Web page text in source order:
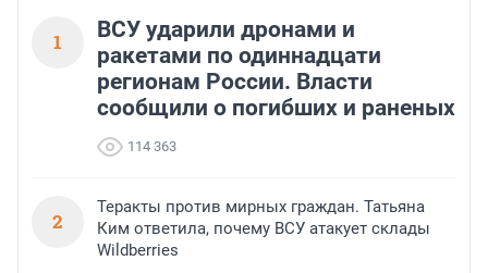
1
ВСУ ударили дронами и
ракетами по одиннадцати
регионам России. Власти
сообщили о погибших и раненых
114 363
2
Теракты против мирных граждан. Татьяна
Ким ответила, почему ВСУ атакует склады
Wildberries